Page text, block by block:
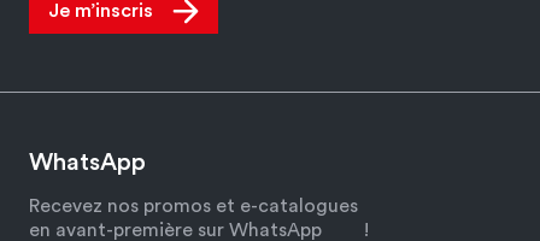
Je m’inscris
WhatsApp
Recevez nos promos et e-catalogues
en avant-première sur WhatsApp
!